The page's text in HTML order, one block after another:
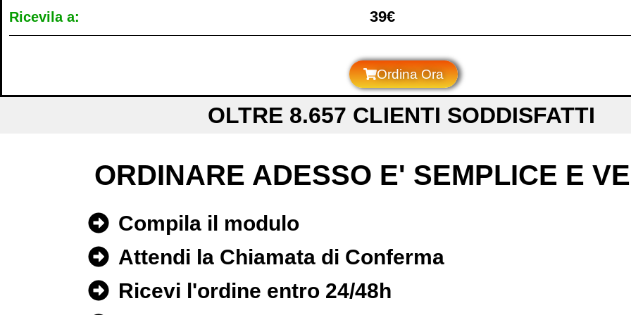
Ricevila a: 39€
Ordina Ora
OLTRE 8.657 CLIENTI SODDISFATTI
ORDINARE ADESSO E' SEMPLICE E
Compila il modulo
Attendi la Chiamata di Conferma
Ricevi l'ordine entro 24/48h